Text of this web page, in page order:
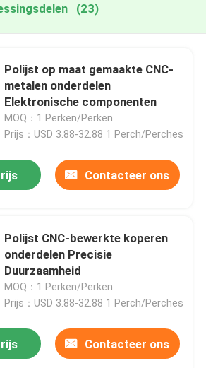
(23)
Polijst op maat gemaakte CNC-
metalen onderdelen
Elektronische componenten
MOQ：1 Perken/Perken
Prijs：USD 3.88-32.88 1 Perch/Perches
Contacteer ons
Polijst CNC-bewerkte koperen
onderdelen Precisie
Duurzaamheid
MOQ：1 Perken/Perken
Prijs：USD 3.88-32.88 1 Perch/Perches
Contacteer ons